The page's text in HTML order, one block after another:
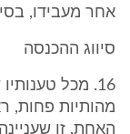
אחר מעבידו,
סיווג ההכנסה
16. מכל
מהותיות פחות,
האחת, זו